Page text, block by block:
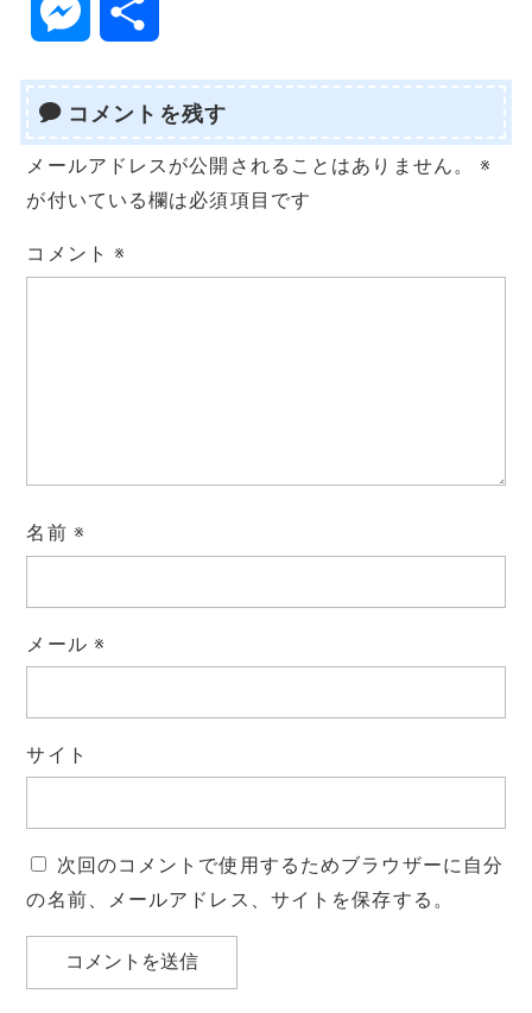
n
e e
b
o
t
r
l L
n
n
s
s
e
r
コメントを残す
メールアドレスが公開されることはありません。
※
が付いている欄は必須項目です
コメント※
名前 ※
メール ※
サイト
次回のコメントで使用するためブラウザーに自分
の名前、メールアドレス、サイトを保存する。